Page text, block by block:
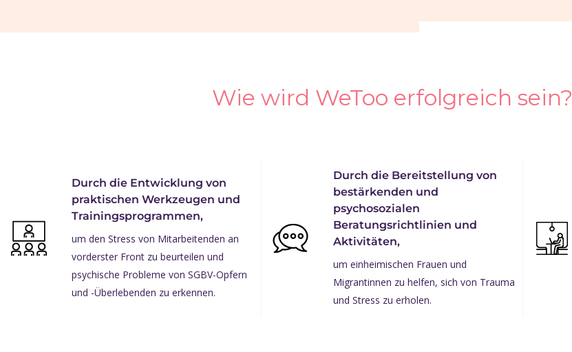
Wie wird WeToo erfolgreich sein?
Durch die Entwicklung von
praktischen Werkzeugen und
Trainingsprogrammen,
um den Stress von Mitarbeitenden an
vorderster Front zu beurteilen und
psychische Probleme von SGBV-Opfern
und -Überlebenden zu erkennen.
Durch die Bereitstellung von
bestärkenden und
psychosozialen
Beratungsrichtlinien und
Aktivitäten,
um einheimischen Frauen und
Migrantinnen zu helfen, sich von Trauma
und Stress zu erholen.